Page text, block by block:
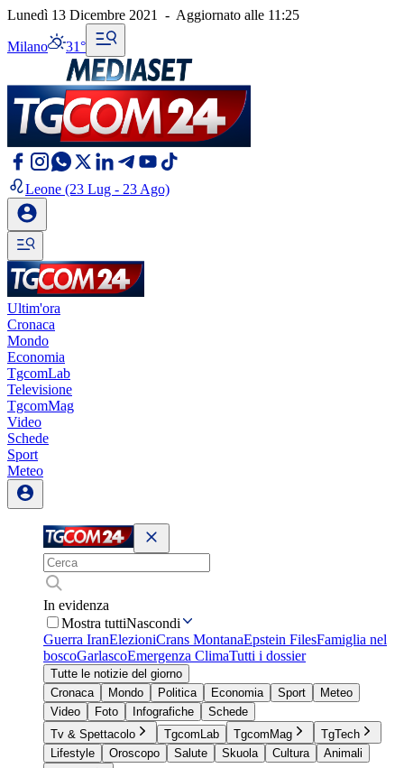
Lunedì 13 Dicembre 2021 - Aggiornato alle 11:25
Milano 31°
Leone (23 Lug - 23 Ago)
Ultim'ora
Cronaca
Mondo
Economia
TgcomLab
Televisione
TgcomMag
Video
Schede
Sport
Meteo
In evidenza
Mostra tuttiNascondi
Guerra IranElezioniCrans MontanaEpstein FilesFamiglia nel
boscoGarlascoEmergenza ClimaTutti i dossier
Tutte le notizie del giorno
Cronaca
Mondo Politica Economia Sport
Meteo
Video
Foto Infografiche
Schede
Tv & Spettacolo
TgcomLab TgcomMag
TgTech
Lifestyle
Oroscopo Salute Skuola Cultura
Animali